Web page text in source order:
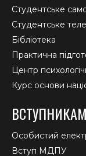
Студентське
Студентське
Бібліотека
Практична
Центр
Курс основи
ВСТУПНИКАМ
Особистий
Вступ МДПУ